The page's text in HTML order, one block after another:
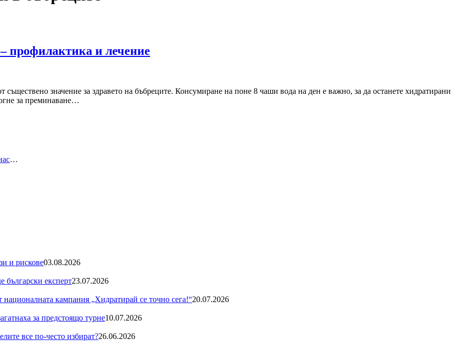
профилактика и лечение
съществено значение за здравето на бъбреците. Консумиране на поне 8 чаши вода на ден е важно, за да останете хидратирани
за преминаване…
…
и рискове03.08.2026
български експерт23.07.2026
кампания „Хидратирай се точно сега!“20.07.2026
за предстоящо турне10.07.2026
все по-често избират?26.06.2026